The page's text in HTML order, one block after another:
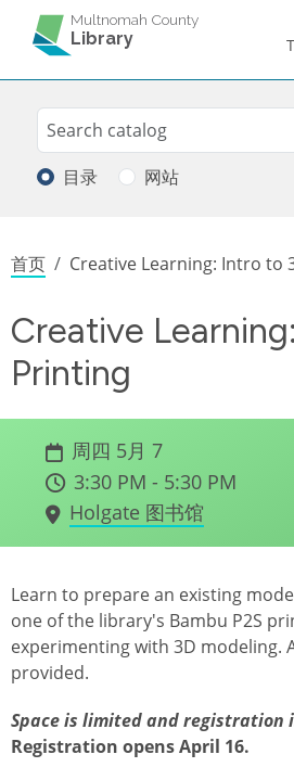
跳转到主要内容Multnomah County
Library
Search
搜索
目录 网站
面包屑
首页 Creative Learning: Intro to
Creative
Printing
周四 5月 7
3:30 PM - 5:30 PM
Holgate 图书馆
Learn to prepare an existing
one of the library's Bambu P2S
experimenting with 3D modeling.
provided.
Space is limited and registration
Registration opens April 16.